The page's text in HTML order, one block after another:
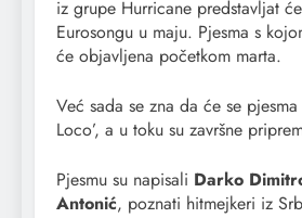
iz grupe Hurricane predstavljat
Eurosongu u maju. Pjesma s
će objavljena početkom marta.
Već sada se zna da će se pjesma
Loco’, a u toku su završne
Pjesmu su napisali Darko
Antonić, poznati hitmejkeri iz